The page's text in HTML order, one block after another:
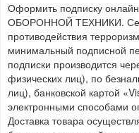
Оформить подписку
ОБОРОННОЙ ТЕХНИКИ.
противодействия
минимальный подписной
подписки производится
физических лиц), по
лиц), банковской картой
электронными способами
Доставка товара